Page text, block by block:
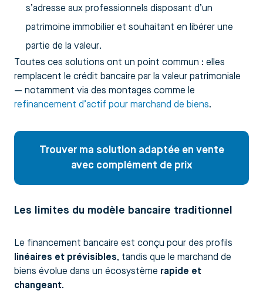
s’adresse aux professionnels disposant d’un
patrimoine immobilier et souhaitant en libérer une
partie de la valeur.
Toutes ces solutions ont un point commun : elles
remplacent le crédit bancaire par la valeur patrimoniale
— notamment via des montages comme le
refinancement d’actif pour marchand de biens.
Trouver ma solution adaptée en vente
avec complément de prix
Les limites du modèle bancaire traditionnel
Le financement bancaire est conçu pour des profils
linéaires et prévisibles, tandis que le marchand de
biens évolue dans un écosystème rapide et
changeant.